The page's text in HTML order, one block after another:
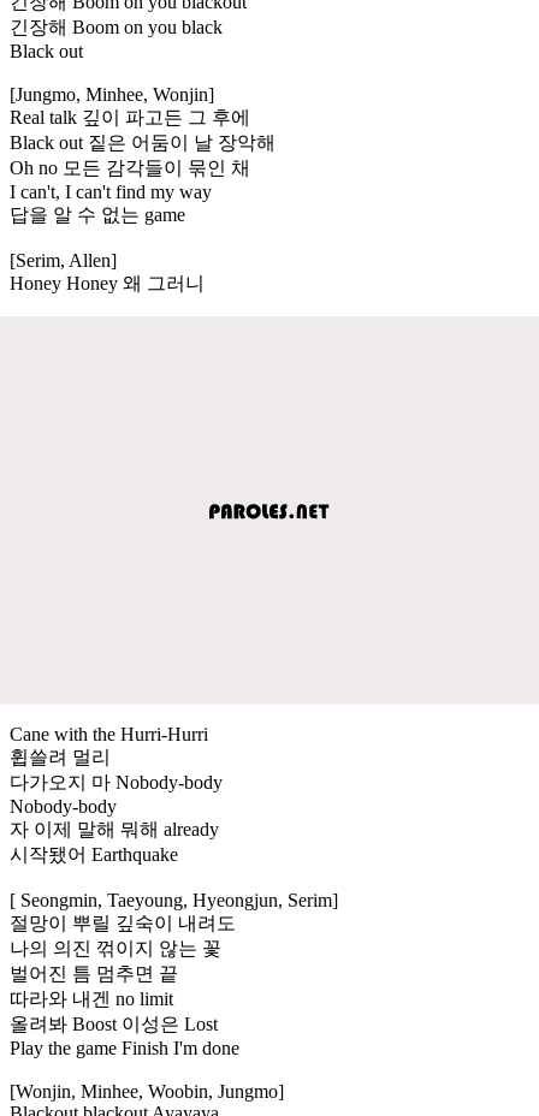
긴장해 Boom on you black
Black out
[Jungmo, Minhee, Wonjin]
Real talk 깊이 파고든 그 후에
Black out 짙은 어둠이 날 장악해
Oh no 모든 감각들이 묶인 채
I can't, I can't find my way
답을 알 수 없는 game
[Serim, Allen]
Honey Honey 왜 그러니
Cane with the Hurri-Hurri
휩쓸려 멀리
다가오지 마 Nobody-body
Nobody-body
자 이제 말해 뭐해 already
시작됐어 Earthquake
[ Seongmin, Taeyoung, Hyeongjun, Serim]
절망이 뿌릴 깊숙이 내려도
나의 의진 꺾이지 않는 꽃
벌어진 틈 멈추면 끝
따라와 내겐 no limit
올려봐 Boost 이성은 Lost
Play the game Finish I'm done
[Wonjin, Minhee, Woobin, Jungmo]